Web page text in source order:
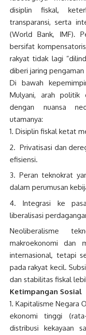
disiplin fiskal,
transparansi, serta
(World Bank, IMF).
bersifat
rakyat tidak lagi
diberi jaring
Di bawah
Mulyani, arah politik
dengan nuansa
utamanya:
Disiplin fiskal ketat
Privatisasi dan
efisiensi.
Peran teknokrat
dalam perumusan
Integrasi ke
liberalisasi
Neoliberalisme
makroekonomi dan
internasional, tetapi
pada rakyat kecil.
dan stabilitas fiskal
Ketimpangan Sosial
Kapitalisme Negara
ekonomi tinggi
distribusi kekayaan